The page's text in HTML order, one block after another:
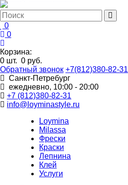
0
0
Корзина:
0 шт. 0 руб.
Обратный звонок +7(812)380-82-31
Санкт-Петребург
ежедневно, 10:00 - 20:00
+7 (812)380-82-31
info@loyminastyle.ru
Loymina
Milassa
Фрески
Краски
Лепнина
Клей
Услуги